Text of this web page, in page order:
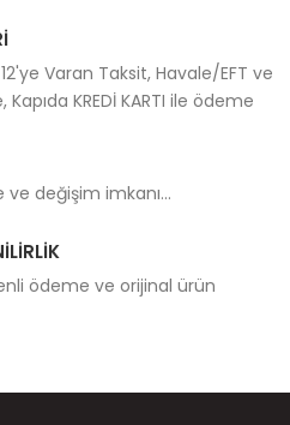
Varan Taksit, Havale/EFT ve
KREDİ KARTI ile ödeme
değişim imkanı...
ödeme ve orijinal ürün